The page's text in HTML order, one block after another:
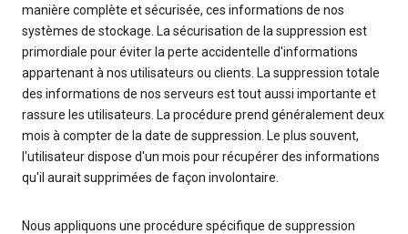
manière complète et sécurisée, ces informations de nos
systèmes de stockage. La sécurisation de la suppression est
primordiale pour éviter la perte accidentelle d'informations
appartenant à nos utilisateurs ou clients. La suppression totale
des informations de nos serveurs est tout aussi importante et
rassure les utilisateurs. La procédure prend généralement deux
mois à compter de la date de suppression. Le plus souvent,
l'utilisateur dispose d'un mois pour récupérer des informations
qu'il aurait supprimées de façon involontaire.
Nous appliquons une procédure spécifique de suppression